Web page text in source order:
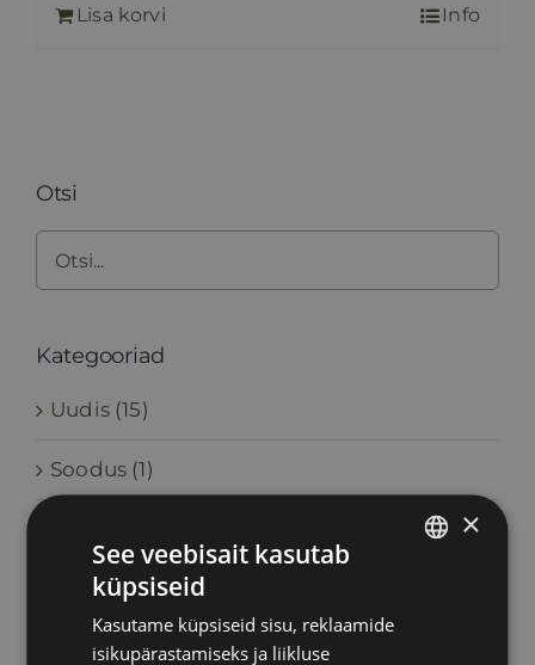
Lisa korvi Info
Otsi
Kategooriad
Uudis (15)
Soodus (1)
Upgraders (6)
Vastuvõtud (2)
×
See veebisait kasutab
küpsiseid
Kasutame küpsiseid sisu, reklaamide
isikupärastamiseks ja liikluse